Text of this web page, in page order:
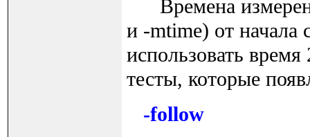
Времена
и -mtime) от начала
использовать
тесты, которые
-follow